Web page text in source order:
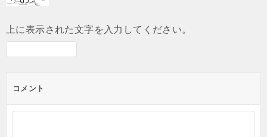
上に表示された文字を入力してください。
コメント